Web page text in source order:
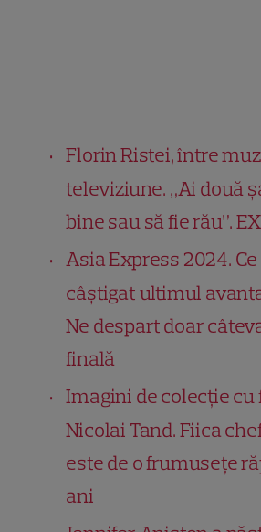
Florin Ristei, între
televiziune. „Ai două
bine sau să fie rău”.
Asia Express 2024.
câștigat ultimul
Ne despart doar
finală
Imagini de colecție
Nicolai Tand. Fiica
este de o frumusețe
ani